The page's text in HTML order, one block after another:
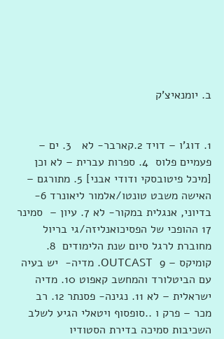
ב. יומנאיצ'ק
1. דוג'ו – דויד 2.קארבר- לא   3. ים –
פעמיים פלוס  4. ספרות עברית – לא וכן
[מיכל פיטובסקי ודודי אבני] 5. מתורגם –
האישה משבט טונטו/אלמור ליאונרד 6-
בדיוני, אנגלית במקור- לא 7. עיון –  סמינר
17 ההופכי של הפסיכואנליזה/גי בריול
מחוברת לרגל סיום שנת הלימודים  8.
קומיקס – OUTCAST  9. מדיה-  יש בעיה
עם הביטלורד והמחשב קאפוט 10. מדיה
ישראלית – לא 11. נגינה- פסנתר 12. רב
מכר – פרק ו ..סופסוף ויטאלי הגיע לשלב
השכיבות סמיכה בדירת הסטודיו